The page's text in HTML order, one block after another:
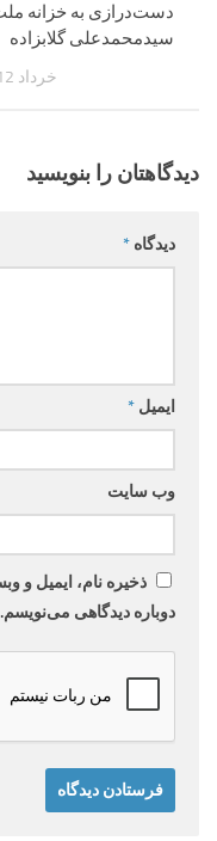
دست‌درازی به خزانه
سیدمحمدعلی گلابزاده
خرداد 12, 1399
دیدگاهتان را بنویسید
دیدگاه *
ایمیل *
وب‌ سایت
ذخیره نام، ایمیل و
دوباره دیدگاهی می‌نویسم.